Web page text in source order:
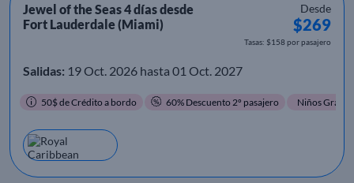
Jewel of the Seas 4 días desde
Fort Lauderdale (Miami)
Desde
$269
Tasas: $158 por pasajero
Salidas: 19 Oct. 2026 hasta 01 Oct. 2027
50$ de Crédito a bordo 60% Descuento 2º pasajero Niños Gratis